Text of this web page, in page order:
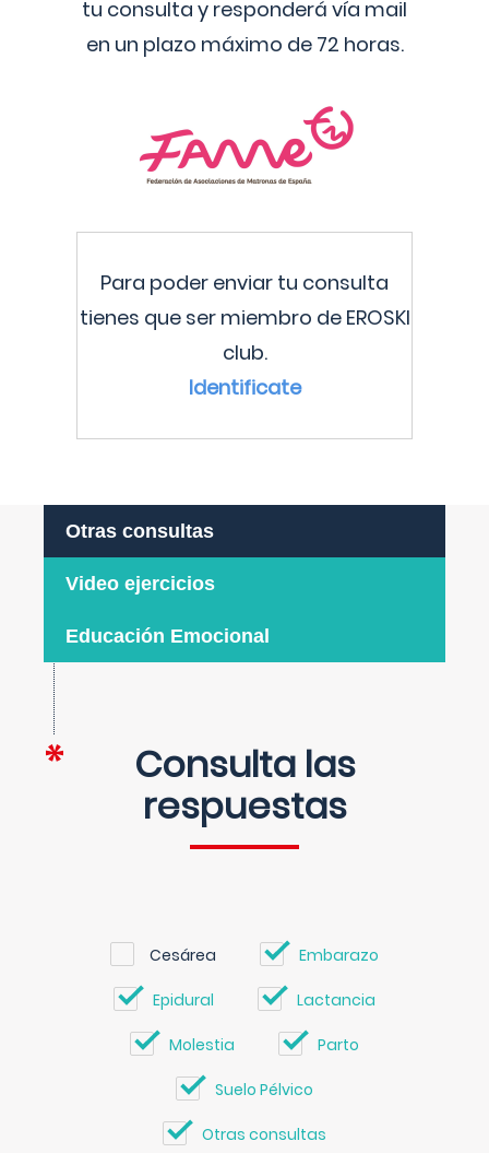
tu consulta y responderá vía mail
en un plazo máximo de 72 horas.
Para poder enviar tu consulta
tienes que ser miembro de EROSKI
club.
Identificate
Otras consultas
Video ejercicios
Educación Emocional
Consulta las
respuestas
Cesárea Embarazo
Epidural Lactancia
Molestia Parto
Suelo Pélvico
Otras consultas